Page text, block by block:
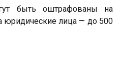
быть оштрафованы на
юридические лица — до 500